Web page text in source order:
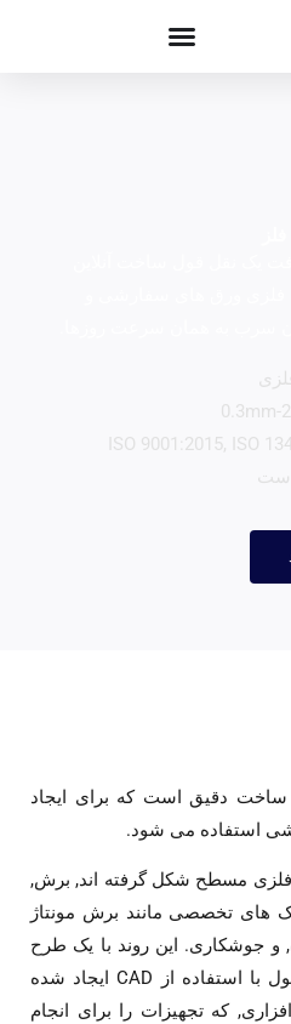
ISO 9001:2015,
است که برای ایجاد
می شود.
شکل گرفته اند, برش,
تخصصی مانند برش مونتاژ
این روند با یک طرح
شروع می شود, به طور معمول با استفاده از CAD ایجاد شده
که تجهیزات را برای انجام